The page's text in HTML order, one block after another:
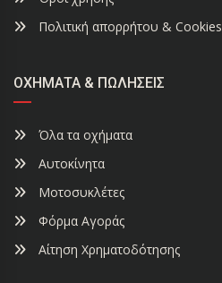
Πολιτική απορρήτου & Cookies
ΟΧΉΜΑΤΑ & ΠΩΛΉΣΕΙΣ
Όλα τα οχήματα
Αυτοκίνητα
Μοτοσυκλέτες
Φόρμα Αγοράς
Αίτηση Χρηματοδότησης